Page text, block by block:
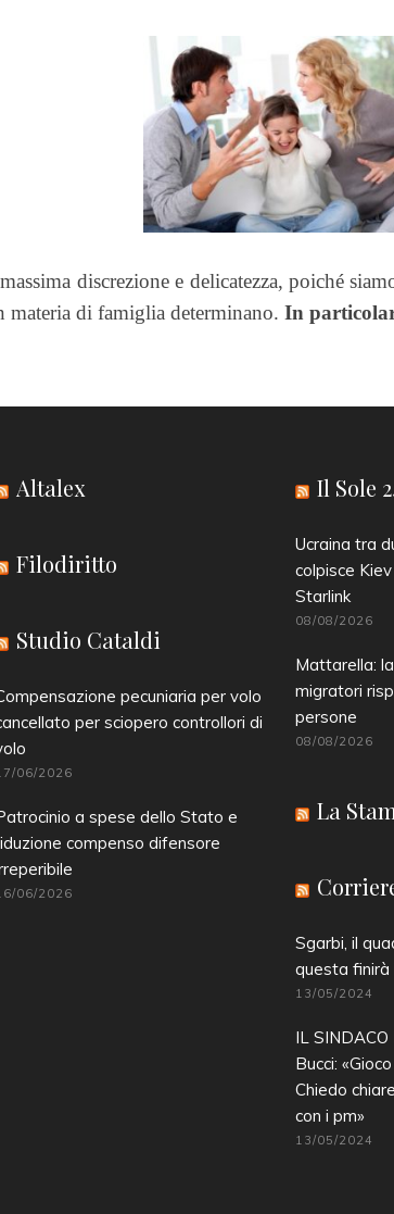
discrezione e delicatezza, poiché
di famiglia determinano. In
Altalex
Filodiritto
Studio Cataldi
pecuniaria per volo
per sciopero controllori di
06/2026
a spese dello Stato e
compenso difensore
06/2026
Il Sole
Ucraina tra
colpisce
Starlink
08/08/2026
Mattarella:
migratori
persone
08/08/2026
La
Sgarbi, il
questa finirà
13/05/2024
IL
Bucci:
Chiedo
con i pm»
13/05/2024